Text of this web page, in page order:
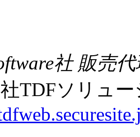
社 販売
TDFソリュ